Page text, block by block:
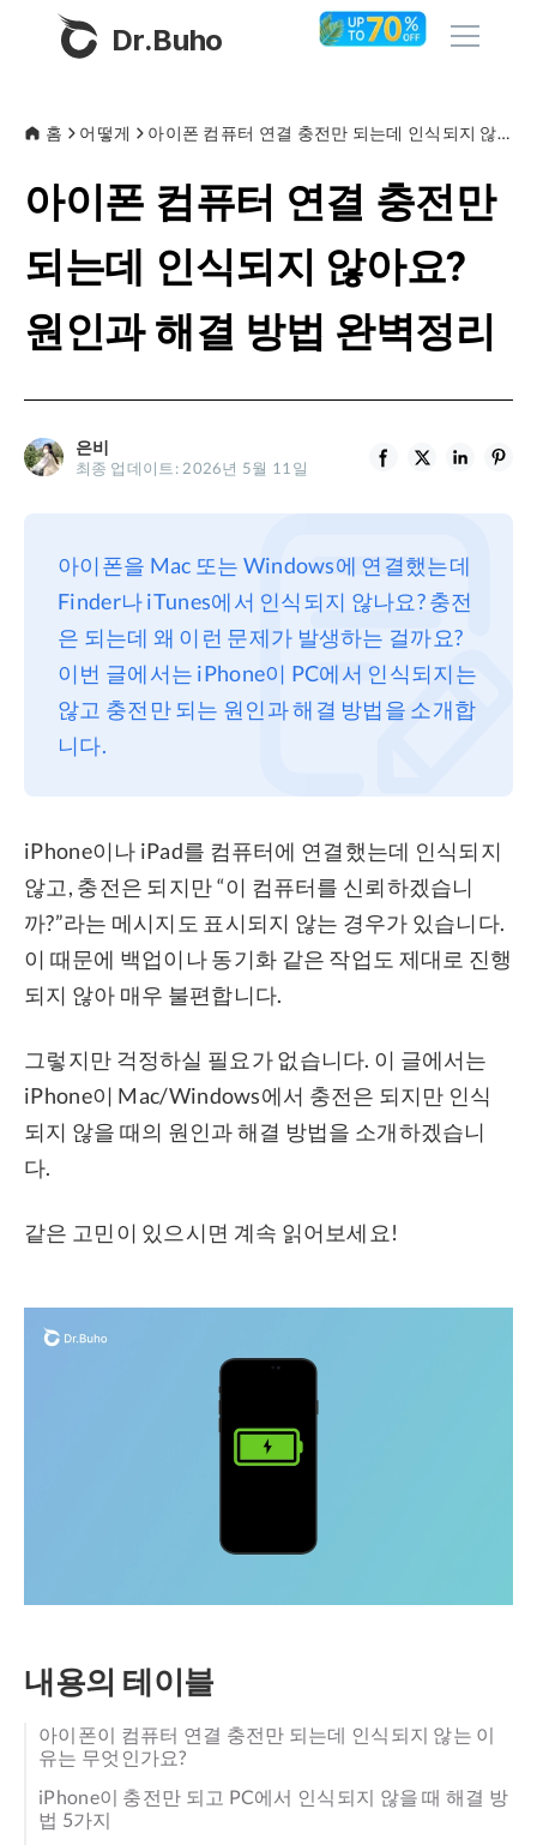
Dr.Buho
제품
BuhoCleaner
BuhoUnlocker
BuhoRepair
BuhoLaunchpad
스토어
블로그
프라이버시
환불
홈 어떻게 아이폰 컴퓨터 연결 충전만 되는데 인식되지 않아요? 원인과 해결 방법 완벽정리
아이폰 컴퓨터 연결 충전만
되는데 인식되지 않아요?
원인과 해결 방법 완벽정리
은비
최종 업데이트: 2026년 5월 11일
아이폰을 Mac 또는 Windows에 연결했는데
Finder나 iTunes에서 인식되지 않나요? 충전
은 되는데 왜 이런 문제가 발생하는 걸까요?
이번 글에서는 iPhone이 PC에서 인식되지는
않고 충전만 되는 원인과 해결 방법을 소개합
니다.
iPhone이나 iPad를 컴퓨터에 연결했는데 인식되지
않고, 충전은 되지만 “이 컴퓨터를 신뢰하겠습니
까?”라는 메시지도 표시되지 않는 경우가 있습니다.
이 때문에 백업이나 동기화 같은 작업도 제대로 진행
되지 않아 매우 불편합니다.
그렇지만 걱정하실 필요가 없습니다. 이 글에서는
iPhone이 Mac/Windows에서 충전은 되지만 인식
되지 않을 때의 원인과 해결 방법을 소개하겠습니
다.
같은 고민이 있으시면 계속 읽어보세요!
내용의 테이블
아이폰이 컴퓨터 연결 충전만 되는데 인식되지 않는 이
유는 무엇인가요?
iPhone이 충전만 되고 PC에서 인식되지 않을 때 해결 방
법 5가지